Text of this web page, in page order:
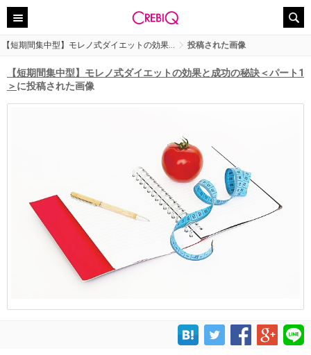
【短期間集中型】モレノ式ダイエットの効果… 投稿された画像
【短期間集中型】モレノ式ダイエットの効果と成功の秘訣＜パート1
＞ に投稿された画像